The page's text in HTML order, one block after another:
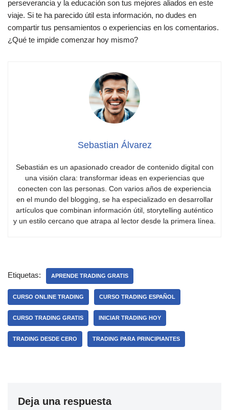
perseverancia y la educación son tus mejores aliados en este
viaje. Si te ha parecido útil esta información, no dudes en
compartir tus pensamientos o experiencias en los comentarios.
¿Qué te impide comenzar hoy mismo?
Sebastian Álvarez
Sebastián es un apasionado creador de contenido digital con
una visión clara: transformar ideas en experiencias que
conecten con las personas. Con varios años de experiencia
en el mundo del blogging, se ha especializado en desarrollar
artículos que combinan información útil, storytelling auténtico
y un estilo cercano que atrapa al lector desde la primera línea.
Etiquetas: APRENDE TRADING GRATIS
CURSO ONLINE TRADING CURSO TRADING ESPAÑOL
CURSO TRADING GRATIS INICIAR TRADING HOY
TRADING DESDE CERO TRADING PARA PRINCIPIANTES
Deja una respuesta